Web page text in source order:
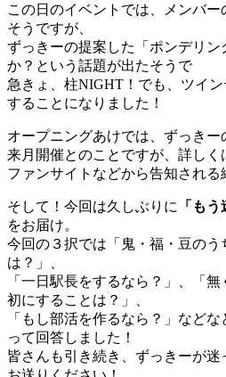
この日のイベントでは、メンバ
そうですが、
ずっきーの提案した「ポンデリ
か？という話題が出たそうで
急きょ、柱NIGHT！でも、ツイ
することになりました！
オープニングあけでは、ずっきー
来月開催とのことですが、詳しく
ファンサイトなどから告知される
そして！今回は久しぶりに
「も
をお届け。
今回の３択では「鬼・福・豆の
は？」、
「一日駅長をするなら？」、「
初にすることは？」、
「もし部活を作るなら？」など
って回答しました！
皆さんも引き続き、ずっきーが